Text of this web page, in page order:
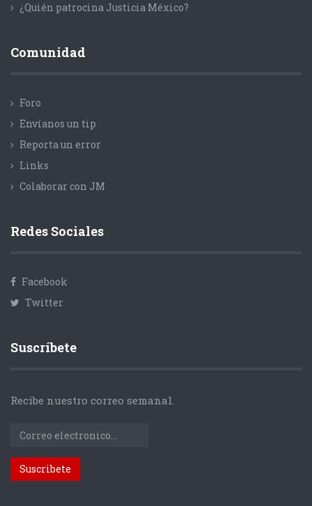
¿Quién patrocina Justicia México?
Comunidad
Foro
Envíanos un tip
Reporta un error
Links
Colaborar con JM
Redes Sociales
Facebook
Twitter
Suscríbete
Recibe nuestro correo semanal.